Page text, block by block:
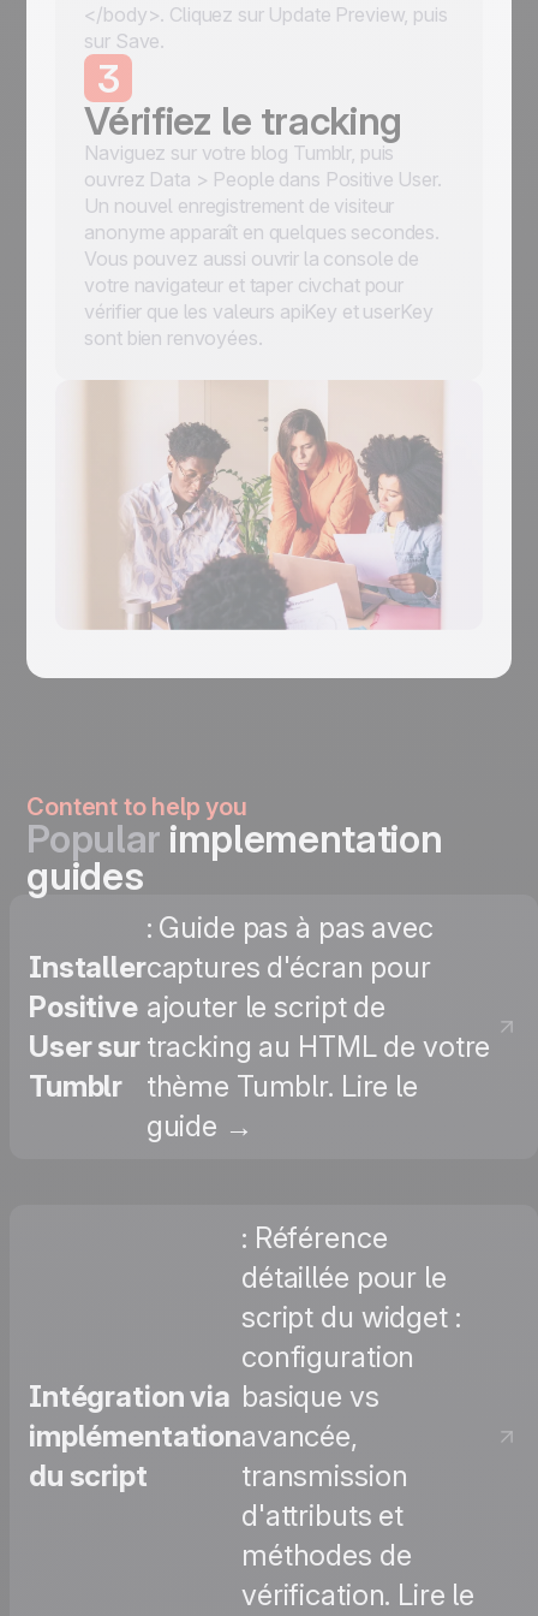
</body>. Cliquez sur Update Preview, puis
sur Save.
3
Vérifiez le tracking
Naviguez sur votre blog Tumblr, puis
ouvrez Data > People dans Positive User.
Un nouvel enregistrement de visiteur
anonyme apparaît en quelques secondes.
Vous pouvez aussi ouvrir la console de
votre navigateur et taper civchat pour
vérifier que les valeurs apiKey et userKey
sont bien renvoyées.
Content to help you
Popular implementation
guides
Installer
Positive
User sur
Tumblr
: Guide pas à pas avec
captures d'écran pour
ajouter le script de
tracking au HTML de votre
thème Tumblr. Lire le
guide →
Intégration via
implémentation
du script
: Référence
détaillée pour le
script du widget :
configuration
basique vs
avancée,
transmission
d'attributs et
méthodes de
vérification. Lire le